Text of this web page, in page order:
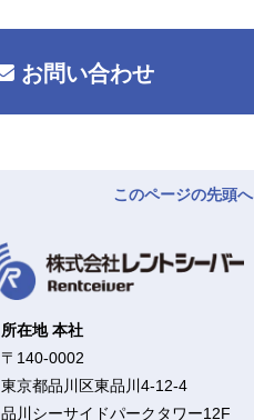
お問い合わせ
このページの先頭へ
所在地 本社
〒140-0002
東京都品川区東品川4-12-4
品川シーサイドパークタワー12F